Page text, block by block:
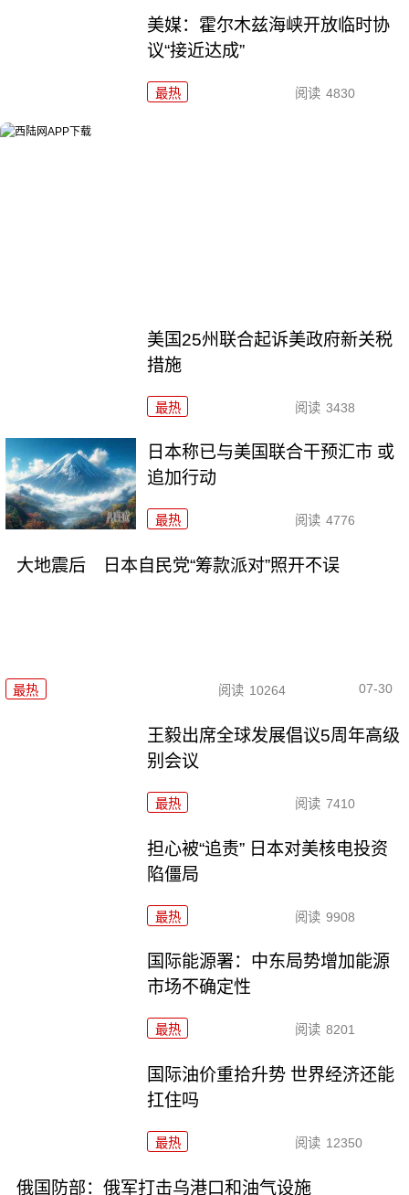
美媒：霍尔木兹海峡开放临时协
议“接近达成”
最热 阅读 4830
美国25州联合起诉美政府新关税
措施
最热 阅读 3438
日本称已与美国联合干预汇市 或
追加行动
最热 阅读 4776
大地震后 日本自民党“筹款派对”照开不误
最热 阅读 10264 07-30
王毅出席全球发展倡议5周年高级
别会议
最热 阅读 7410
担心被“追责” 日本对美核电投资
陷僵局
最热 阅读 9908
国际能源署：中东局势增加能源
市场不确定性
最热 阅读 8201
国际油价重拾升势 世界经济还能
扛住吗
最热 阅读 12350
俄国防部：俄军打击乌港口和油气设施